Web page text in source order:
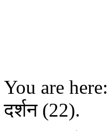
You are
दर्शन (22).